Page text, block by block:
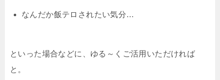
なんだか飯テロされたい気分…
といった場合などに、ゆる～くご活用いただければ
と。